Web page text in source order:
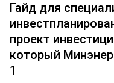
Гайд для
проект
который
1